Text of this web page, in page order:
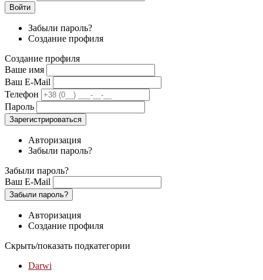
Войти
Забыли пароль?
Создание профиля
Создание профиля
Ваше имя
Ваш E-Mail
Телефон
Пароль
Зарегистрироваться
Авторизация
Забыли пароль?
Забыли пароль?
Ваш E-Mail
Забыли пароль?
Авторизация
Создание профиля
Скрыть/показать подкатегории
Darwi